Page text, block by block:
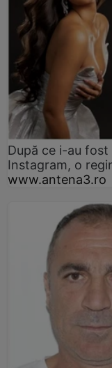
După ce i-au
Instagram, o
www.antena3.ro